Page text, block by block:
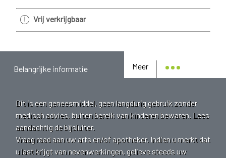
Vrij verkrijgbaar
Meer
Belangrijke informatie
Dit is een geneesmiddel, geen langdurig gebruik zonder
medisch advies, buiten bereik van kinderen bewaren. Lees
aandachtig de bijsluiter.
Vraag raad aan uw arts en/of apotheker. Indien u merkt dat
u last krijgt van nevenwerkingen, gelieve steeds uw